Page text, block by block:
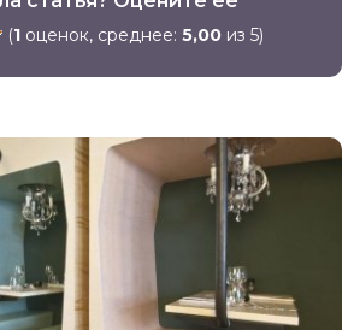
(1оценок, среднее: 5,00из 5)